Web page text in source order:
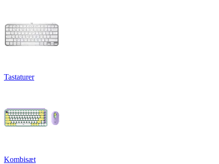
Tastaturer
Kombisæt